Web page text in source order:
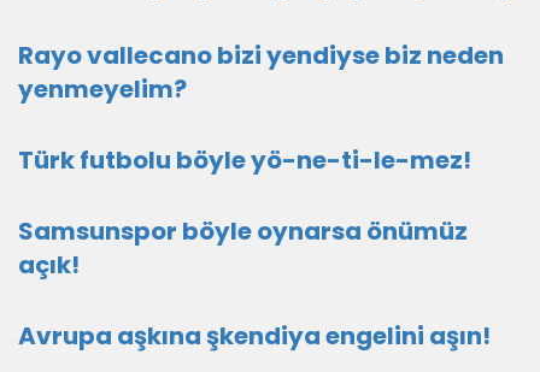
Rayo vallecano bizi yendiyse biz neden
yenmeyelim?
Türk futbolu böyle yö-ne-ti-le-mez!
Samsunspor böyle oynarsa önümüz
açık!
Avrupa aşkına şkendiya engelini aşın!